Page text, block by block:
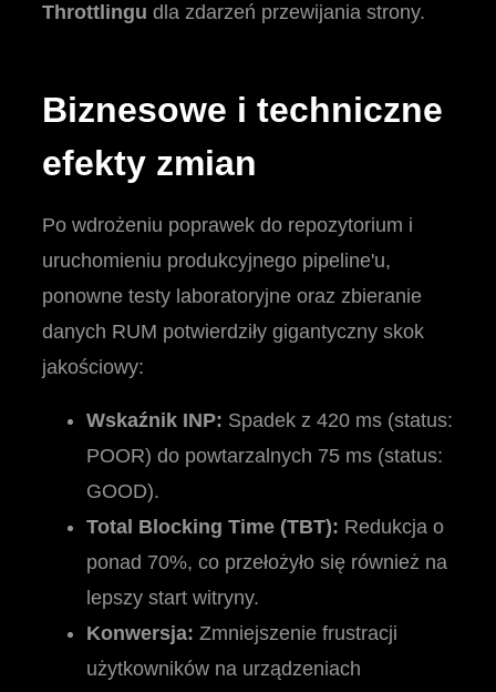
Throttlingu dla zdarzeń przewijania strony.
Biznesowe i techniczne
efekty zmian
Po wdrożeniu poprawek do repozytorium i
uruchomieniu produkcyjnego pipeline'u,
ponowne testy laboratoryjne oraz zbieranie
danych RUM potwierdziły gigantyczny skok
jakościowy:
Wskaźnik INP: Spadek z 420 ms (status:
POOR) do powtarzalnych 75 ms (status:
GOOD).
Total Blocking Time (TBT): Redukcja o
ponad 70%, co przełożyło się również na
lepszy start witryny.
Konwersja: Zmniejszenie frustracji
użytkowników na urządzeniach